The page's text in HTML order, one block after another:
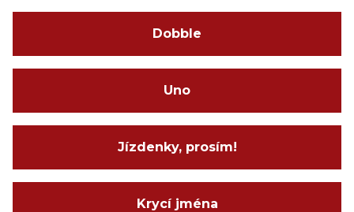
Dobble
Uno
Jízdenky, prosím!
Krycí jména